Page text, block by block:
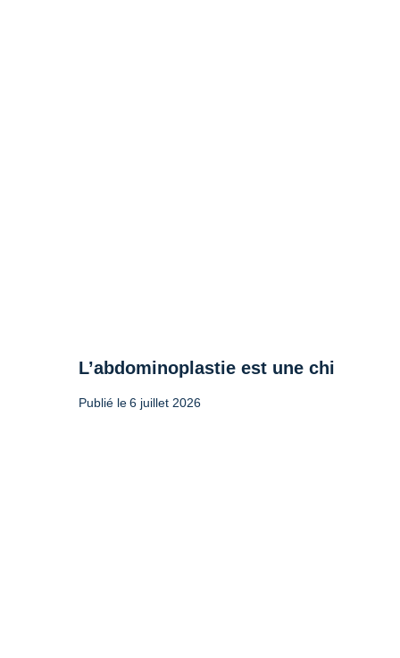
L’abdominoplastie est une chirurgie
Publié le 6 juillet 2026